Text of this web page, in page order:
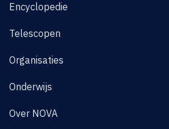
Encyclopedie
Telescopen
Organisaties
Onderwijs
Over NOVA